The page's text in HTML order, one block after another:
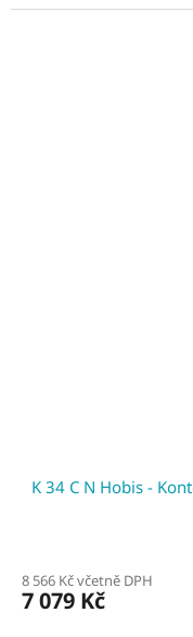
K 34 C N Hobis -
8 566 Kč včetně DPH
7 079 Kč